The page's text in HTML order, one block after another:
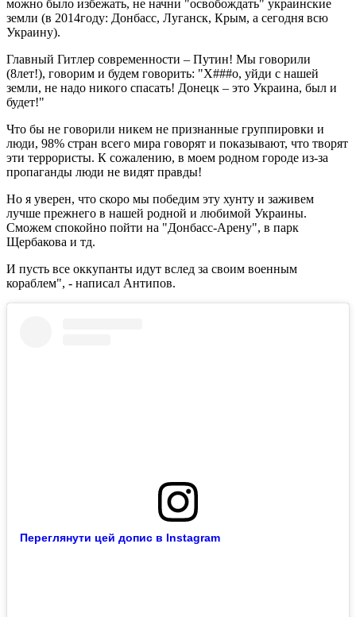
можно было избежать, не начни "освобождать" украинские
земли (в 2014году: Донбасс, Луганск, Крым, а сегодня всю
Украину).
Главный Гитлер современности – Путин! Мы говорили
(8лет!), говорим и будем говорить: "Х###о, уйди с нашей
земли, не надо никого спасать! Донецк – это Украина, был и
будет!"
Что бы не говорили никем не признанные группировки и
люди, 98% стран всего мира говорят и показывают, что творят
эти террористы. К сожалению, в моем родном городе из-за
пропаганды люди не видят правды!
Но я уверен, что скоро мы победим эту хунту и заживем
лучше прежнего в нашей родной и любимой Украины.
Сможем спокойно пойти на "Донбасс-Арену", в парк
Щербакова и тд.
И пусть все оккупанты идут вслед за своим военным
кораблем", - написал Антипов.
Переглянути цей допис в Instagram